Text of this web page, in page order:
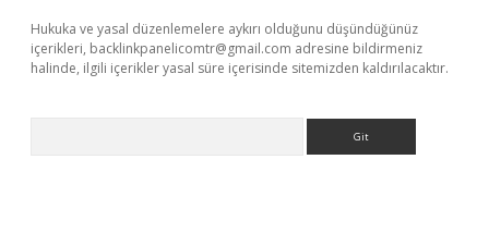
Hukuka ve yasal düzenlemelere aykırı olduğunu düşündüğünüz
içerikleri, backlinkpanelicomtr@gmail.com adresine bildirmeniz
halinde, ilgili içerikler yasal süre içerisinde sitemizden kaldırılacaktır.